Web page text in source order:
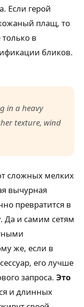
Если герой
плащ, то
в
бликов.
in a heavy
texture, wind
сложных мелких
вычурная
превратится в
и самим сетям
же, если в
его лучше
запроса. Это
и длинных